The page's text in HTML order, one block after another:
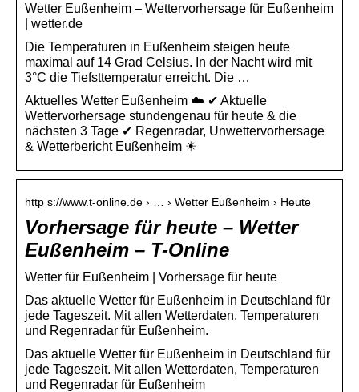
Wetter Eußenheim – Wettervorhersage für Eußenheim
| wetter.de
Die Temperaturen in Eußenheim steigen heute
maximal auf 14 Grad Celsius. In der Nacht wird mit
3°C die Tiefsttemperatur erreicht. Die …
Aktuelles Wetter Eußenheim ☁️ ✔ Aktuelle
Wettervorhersage stundengenau für heute & die
nächsten 3 Tage ✔ Regenradar, Unwettervorhersage
& Wetterbericht Eußenheim ☀
http s://www.t-online.de › … › Wetter Eußenheim › Heute
Vorhersage für heute – Wetter
Eußenheim – T-Online
Wetter für Eußenheim | Vorhersage für heute
Das aktuelle Wetter für Eußenheim in Deutschland für
jede Tageszeit. Mit allen Wetterdaten, Temperaturen
und Regenradar für Eußenheim.
Das aktuelle Wetter für Eußenheim in Deutschland für
jede Tageszeit. Mit allen Wetterdaten, Temperaturen
und Regenradar für Eußenheim